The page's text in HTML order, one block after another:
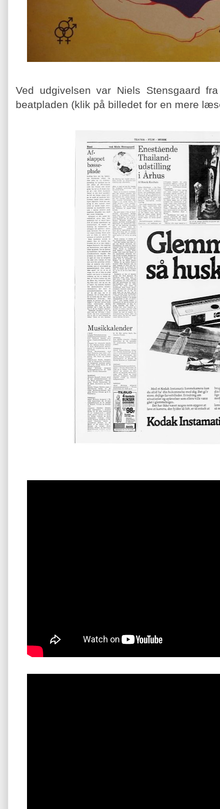
Ved udgivelsen var Niels Stensgaard
beatpladen (klik på billedet for en mere